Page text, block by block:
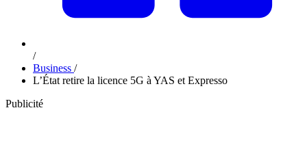
/
Business /
L’État retire la licence 5G à YAS et Expresso
Publicité